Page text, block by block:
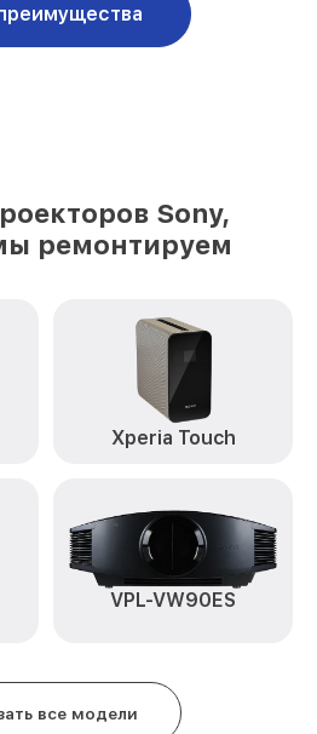
Sony,
ремонтируем
Xperia Touch
VPL-VW90ES
все модели